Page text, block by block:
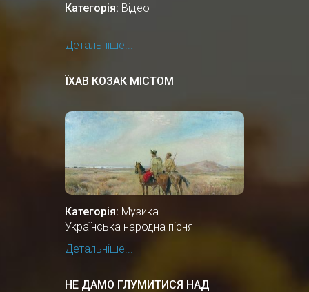
Категорія: Відео
Детальніше...
ЇХАВ КОЗАК МІСТОМ
Категорія: Музика
Українська народна пісня
Детальніше...
НЕ ДАМО ГЛУМИТИСЯ НАД